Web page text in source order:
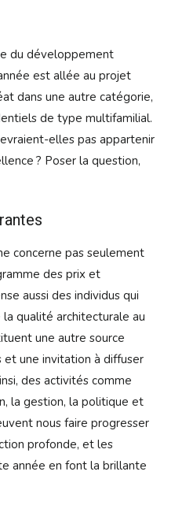
du développement
est allée au projet
dans une autre catégorie,
de type multifamilial.
elles pas appartenir
? Poser la question,
concerne pas seulement
des prix et
aussi des individus qui
qualité architecturale au
une autre source
et une invitation à diffuser
des activités comme
la gestion, la politique et
nous faire progresser
profonde, et les
année en font la brillante